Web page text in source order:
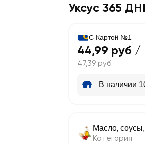
Уксус 365
С Картой №1
44,99 руб /
47,39 руб
В наличии
Масло,
Категория